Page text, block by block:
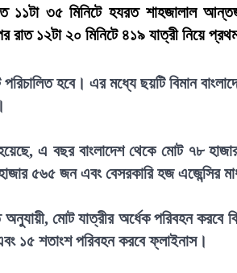
৩৫ মিনিটে হযরত শাহজালাল
রাত ১২টা ২০ মিনিটে ৪১৯ যাত্রী নিয়ে
হবে। এর মধ্যে ছয়টি বিমান
এ বছর বাংলাদেশ থেকে মোট ৭৮
৫৬৫ জন এবং বেসরকারি হজ এজেন্সির
মোট যাত্রীর অর্ধেক পরিবহন করবে
১৫ শতাংশ পরিবহন করবে ফ্লাইনাস।